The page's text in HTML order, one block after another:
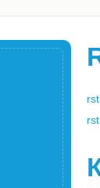
rst
rst